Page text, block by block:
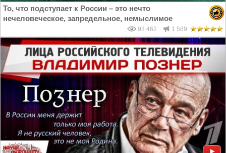
То, что подступает к России – это нечто
нечеловеческое, запредельное, немыслимое
93 462 1 589